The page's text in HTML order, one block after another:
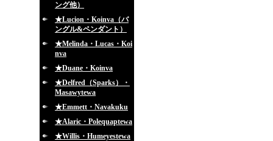
ング他）
★Lucion・Koinva（バ
ングル&ペンダント）
★Melinda・Lucas・Koi
nva
★Duane・Koinva
★Delfred（Sparks）・
Masawytewa
★Emmett・Navakuku
★Alaric・Polequaptewa
★Willis・Humeyestewa